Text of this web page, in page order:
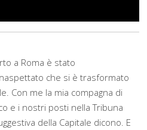
a Roma è stato
che si è trasformato
Con me la mia compagna di
e i nostri posti nella Tribuna
della Capitale dicono. E